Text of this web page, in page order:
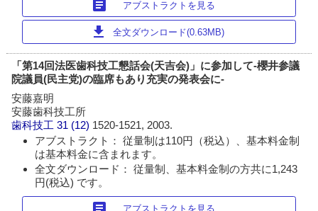
article アブストラクトを見る
download 全文ダウンロード(0.63MB)
「第14回法医歯科技工懇話会(天吉会)」に参加して-櫻井参議
院議員(民主党)の臨席もあり充実の発表会に-
安藤嘉明
安藤歯科技工所
歯科技工 31 (12) 1520-1521, 2003.
アブストラクト： 従量制は110円（税込）、基本料金制
は基本料金に含まれます。
全文ダウンロード： 従量制、基本料金制の方共に1,243
円(税込) です。
アブストラクトを見る